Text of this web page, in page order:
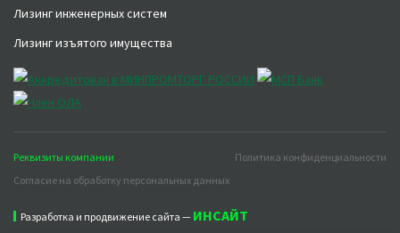
Лизинг инженерных систем
Лизинг изъятого имущества
Реквизиты компании
Политика конфиденциальности
Согласие на обработку персональных данных
Разработка и продвижение сайта — ИНСАЙТ